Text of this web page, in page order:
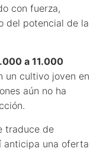
con fuerza,
del potencial de la
a 11.000
un cultivo joven en
aún no ha
traduce de
anticipa una oferta